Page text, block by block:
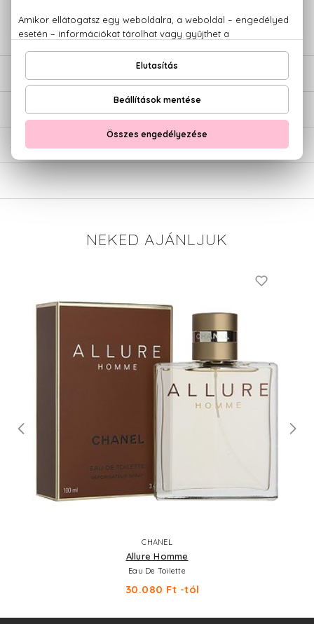
ÉRTÉKELÉSEK (0)
SZÁLLÍTÁS
NEKED AJÁNLJUK
CHANEL
Allure Homme
Eau De Toilette
30.080 Ft -tól